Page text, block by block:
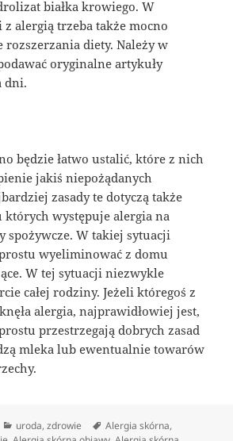
białka krowiego. W
alergią trzeba także mocno
rozszerzania diety. Należy w
oryginalne artykuły
dni.
będzie łatwo ustalić, które z nich
jakiś niepożądanych
zasady te dotyczą także
których występuje alergia na
spożywcze. W takiej sytuacji
wyeliminować z domu
W tej sytuacji niezwykle
całej rodziny. Jeżeli któregoś z
alergia, najprawidłowiej jest,
przestrzegają dobrych zasad
mleka lub ewentualnie towarów
Kategorie
uroda,zdrowie Tagi
Alergia skórna,